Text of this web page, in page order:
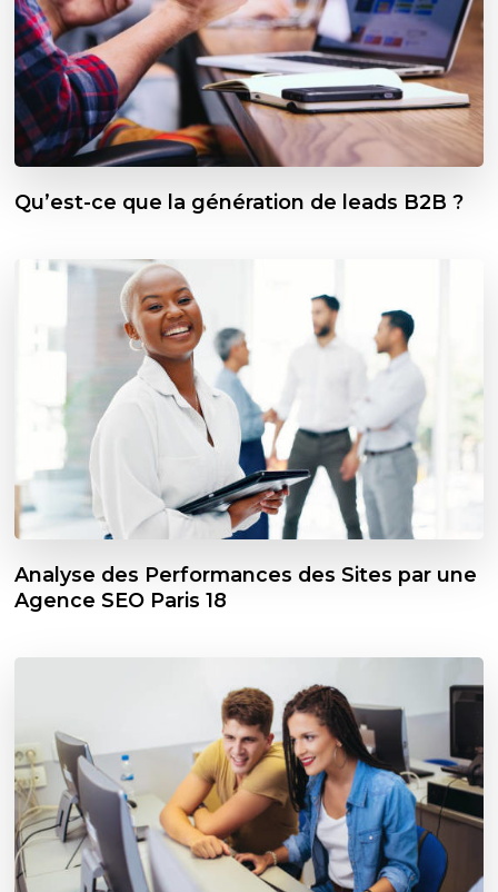
Qu’est-ce que la génération de leads B2B ?
Analyse des Performances des Sites par une
Agence SEO Paris 18